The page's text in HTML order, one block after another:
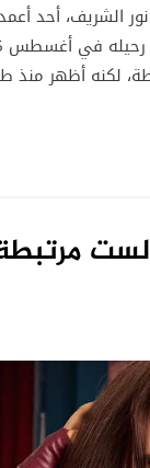
نور الشريف، أحد